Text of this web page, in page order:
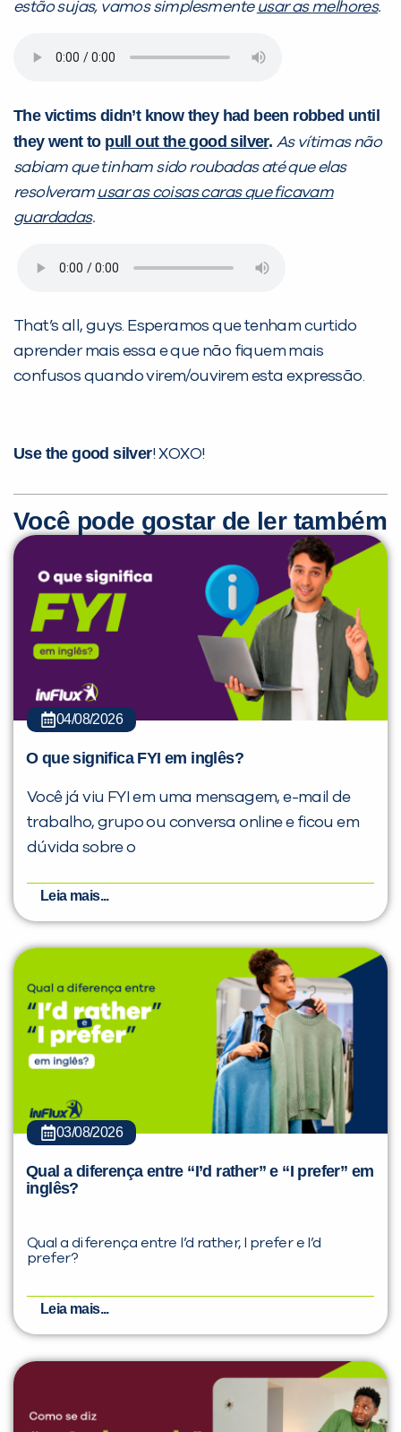
estão sujas, vamos simplesmente usar as melhores.
The victims didn’t know they had been robbed until
they went to pull out the good silver. As vítimas não
sabiam que tinham sido roubadas até que elas
resolveram usar as coisas caras que ficavam
guardadas.
That’s all, guys. Esperamos que tenham curtido
aprender mais essa e que não fiquem mais
confusos quando virem/ouvirem esta expressão.
Use the good silver! XOXO!
Você pode gostar de ler também
04/08/2026
O que significa FYI em inglês?
Você já viu FYI em uma mensagem, e-mail de
trabalho, grupo ou conversa online e ficou em
dúvida sobre o
Leia mais...
03/08/2026
Qual a diferença entre “I’d rather” e “I prefer” em
inglês?
Qual a diferença entre I’d rather, I prefer e I’d
prefer?
Leia mais...